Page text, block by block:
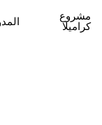
مشروع
كراميلا